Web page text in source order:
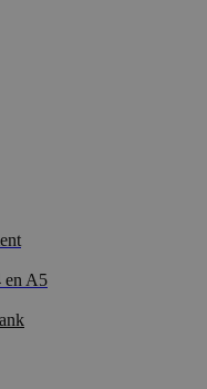
en A5